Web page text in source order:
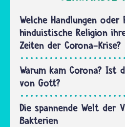
Namasté…
ausfallen
und in
vielen
Familien
gefeiert.
Es kann
nur
niemand
Besuch…
Welche Handlungen
hinduistische Religion
Zeiten der Corona-Krise?
Warum kam Corona? Ist
von Gott?
Die spannende Welt der
Bakterien